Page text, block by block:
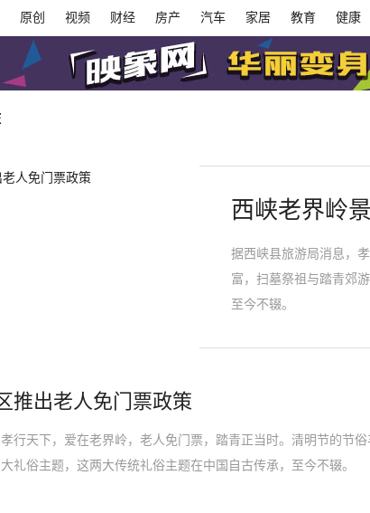
原创 视频 财经 房产 汽车 家居 教育 健康
西峡老界岭
据西峡县旅游局消息，
富，扫墓祭祖与踏青郊
至今不辍。
推出老人免门票政策
行天下，爱在老界岭，老人免门票，踏青正当时。清明节的节
礼俗主题，这两大传统礼俗主题在中国自古传承，至今不辍。